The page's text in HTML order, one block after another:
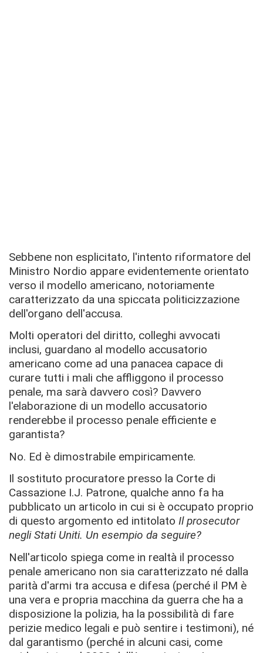
Sebbene non esplicitato, l'intento riformatore del
Ministro Nordio appare evidentemente orientato
verso il modello americano, notoriamente
caratterizzato da una spiccata politicizzazione
dell'organo dell'accusa.
Molti operatori del diritto, colleghi avvocati
inclusi, guardano al modello accusatorio
americano come ad una panacea capace di
curare tutti i mali che affliggono il processo
penale, ma sarà davvero così? Davvero
l'elaborazione di un modello accusatorio
renderebbe il processo penale efficiente e
garantista?
No. Ed è dimostrabile empiricamente.
Il sostituto procuratore presso la Corte di
Cassazione I.J. Patrone, qualche anno fa ha
pubblicato un articolo in cui si è occupato proprio
di questo argomento ed intitolato Il prosecutor
negli Stati Uniti. Un esempio da seguire?
Nell'articolo spiega come in realtà il processo
penale americano non sia caratterizzato né dalla
parità d'armi tra accusa e difesa (perché il PM è
una vera e propria macchina da guerra che ha a
disposizione la polizia, ha la possibilità di fare
perizie medico legali e può sentire i testimoni), né
dal garantismo (perché in alcuni casi, come